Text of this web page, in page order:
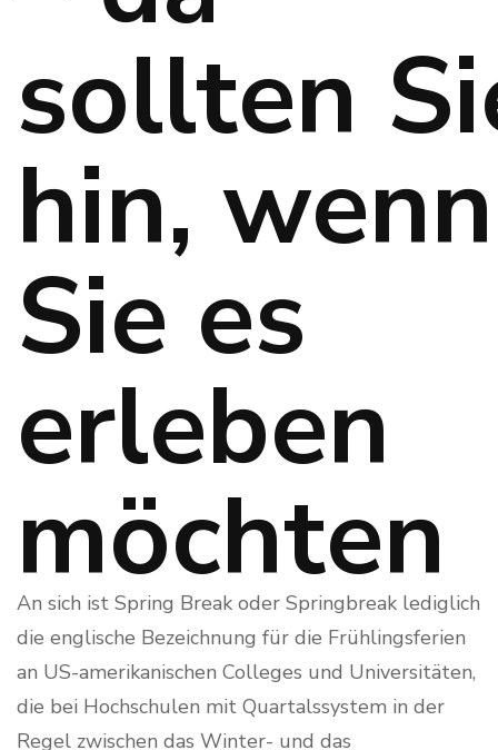
sollten
hin, wenn
Sie es
erleben
möchten
An sich ist Spring Break oder Springbreak lediglich
die englische Bezeichnung für die Frühlingsferien
an US-amerikanischen Colleges und Universitäten,
die bei Hochschulen mit Quartalssystem in der
Regel zwischen das Winter- und das